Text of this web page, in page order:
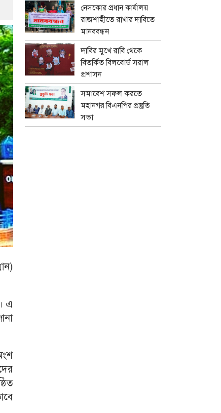
এ
নেসকোর প্রধান কার্যালয়
রাজশাহীতে রাখার দাবিতে
মানববন্ধন
দাবির মুখে রাবি থেকে
বিতর্কিত বিলবোর্ড সরাল
প্রশাসন
সমাবেশ সফল করতে
মহানগর বিএনপির প্রস্তুতি
সভা